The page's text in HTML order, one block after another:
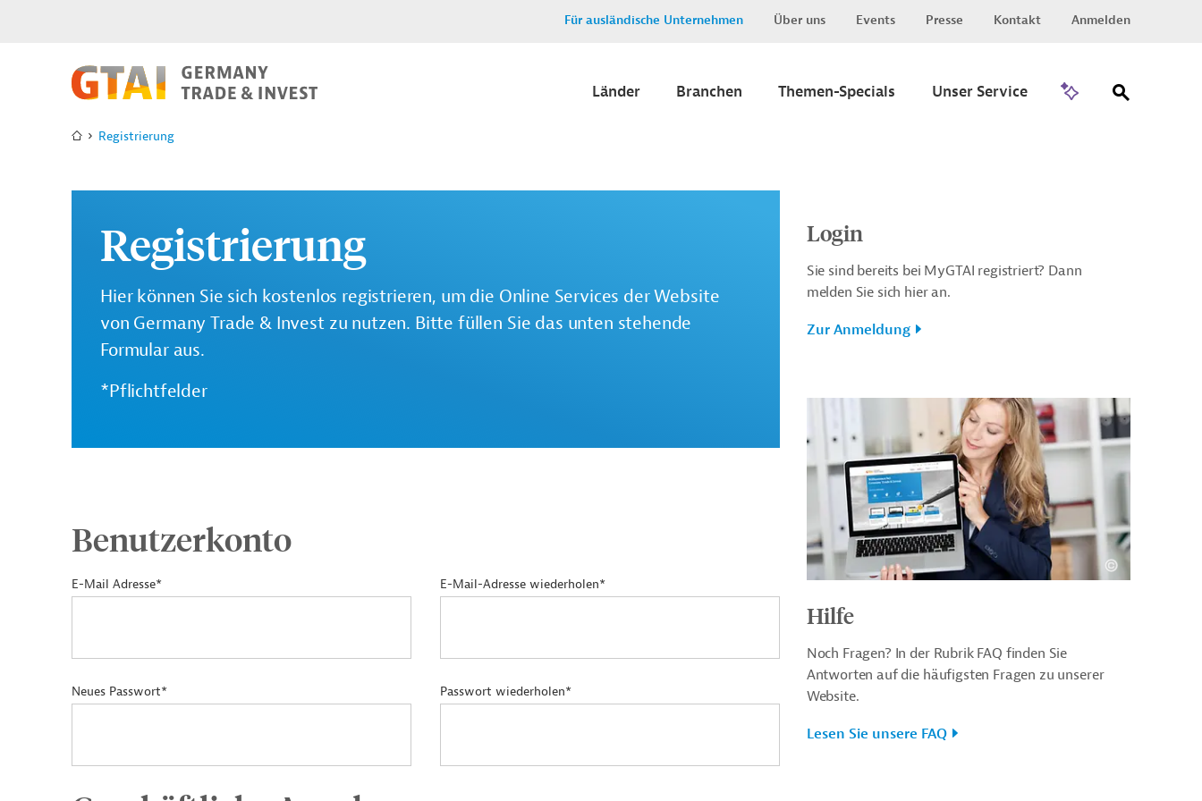
Für ausländische Unternehmen Über uns Events Presse Kontakt Anmelden
Länder Branchen Themen-Specials Unser Service
Registrierung
Registrierung
Hier können Sie sich kostenlos registrieren, um die Online Services der Website
von Germany Trade & Invest zu nutzen. Bitte füllen Sie das unten stehende
Formular aus.
*Pflichtfelder
Benutzerkonto
E-Mail Adresse* E-Mail-Adresse wiederholen*
Neues Passwort* Passwort wiederholen*
Login
Sie sind bereits bei MyGTAI registriert? Dann
melden Sie sich hier an.
Zur Anmeldung
Hilfe
Noch Fragen? In der Rubrik FAQ finden Sie
Antworten auf die häufigsten Fragen zu unserer
Website.
Lesen Sie unsere FAQ